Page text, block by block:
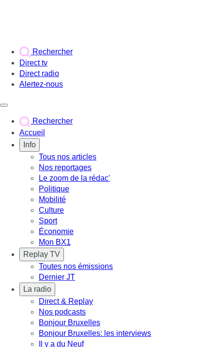
Rechercher
Direct tv
Direct radio
Alertez-nous
Rechercher
Accueil
Info
Tous nos articles
Nos reportages
Le zoom de la rédac'
Politique
Mobilité
Culture
Sport
Économie
Mon BX1
Replay TV
Toutes nos émissions
Dernier JT
La radio
Direct & Replay
Nos podcasts
Bonjour Bruxelles
Bonjour Bruxelles: les interviews
Il y a du Neuf